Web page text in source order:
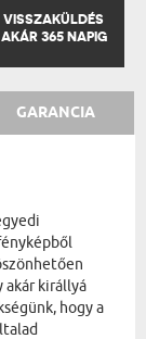
VISSZAKÜLDÉS
AKÁR 365 NAPIG
GARANCIA
akár királlyá
hogy a